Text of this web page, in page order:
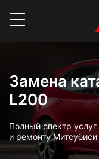
Замена
L200
Полный спектр
и ремонту Митсубиси